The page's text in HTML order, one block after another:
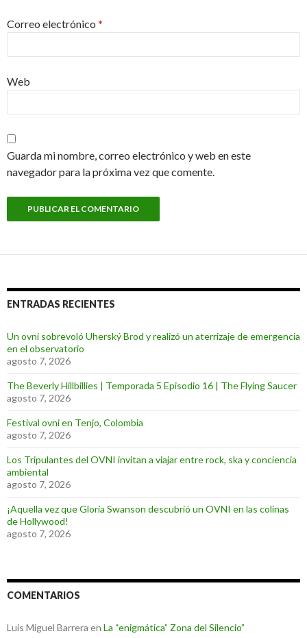
Correo electrónico *
Web
Guarda mi nombre, correo electrónico y web en este
navegador para la próxima vez que comente.
ENTRADAS RECIENTES
Un ovni sobrevoló Uherský Brod y realizó un aterrizaje de emergencia
en el observatorio
agosto 7, 2026
The Beverly Hillbillies | Temporada 5 Episodio 16 | The Flying Saucer
agosto 7, 2026
Festival ovni en Tenjo, Colombia
agosto 7, 2026
Los Tripulantes del OVNI invitan a viajar entre rock, ska y conciencia
ambiental
agosto 7, 2026
¡Aquella vez que Gloria Swanson descubrió un OVNI en las colinas
de Hollywood!
agosto 7, 2026
COMENTARIOS
Luis Miguel Barrera en La “enigmática” Zona del Silencio”